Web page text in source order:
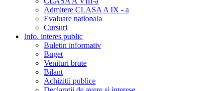
Admitere CLASA A IX - a
Evaluare nationala
Cursuri
Info. interes public
Buletin informativ
Buget
Venituri brute
Bilant
Achizitii publice